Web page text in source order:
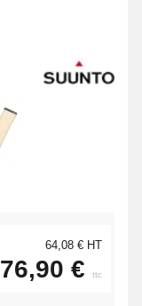
64,08 € HT
76,90 € ttc